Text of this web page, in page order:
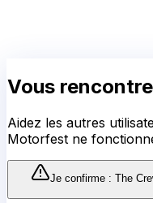
Vous
Aidez les autres
Motorfest ne
Je confirme : The